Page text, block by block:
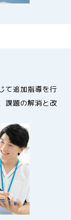
て追加指導を行
課題の解消と改